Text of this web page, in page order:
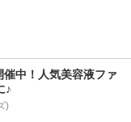
催中！人気美容液ファ
♪
)